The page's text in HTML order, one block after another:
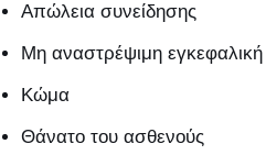
Απώλεια συνείδησης
Μη αναστρέψιμη
Κώμα
Θάνατο του ασθενούς